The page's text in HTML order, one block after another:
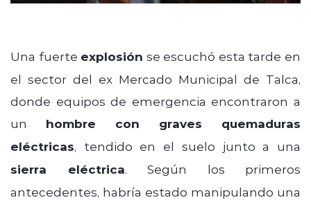
Una fuerte explosión se escuchó esta tarde en
el sector del ex Mercado Municipal de Talca,
donde equipos de emergencia encontraron a
un hombre con graves quemaduras
eléctricas, tendido en el suelo junto a una
sierra eléctrica. Según los primeros
antecedentes, habría estado manipulando una